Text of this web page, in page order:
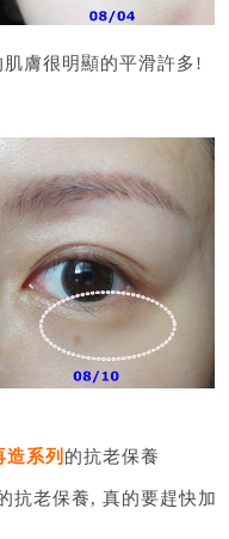
膚很明顯的平滑許多!
系列 的抗老保養
抗老保養, 真的要趕快加